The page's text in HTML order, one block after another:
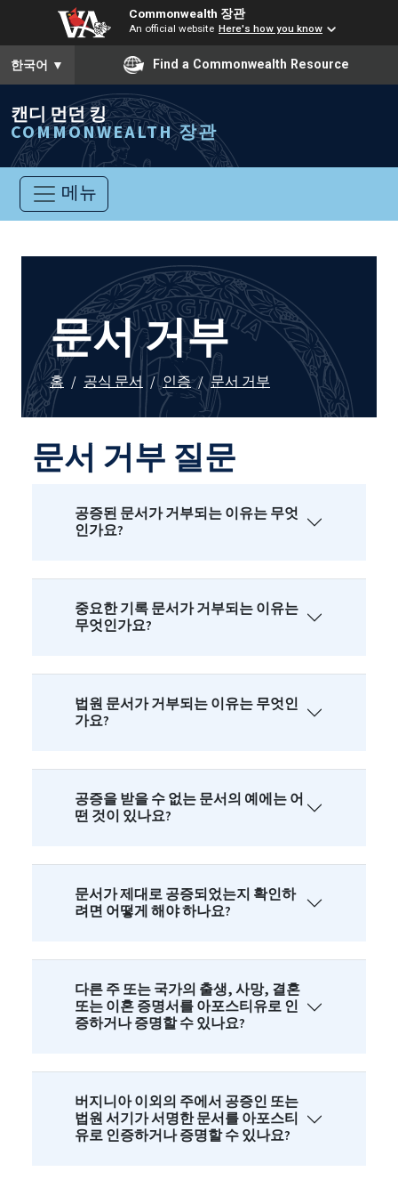
Commonwealth 장관
An official website Here's how you know
To ensure accurate screen reader translation, please ensure
한국어 ▼ Find a Commonwealth Resource
캔디 먼던 킹
COMMONWEALTH 장관
메뉴
문서 거부
홈 / 공식 문서 / 인증 / 문서 거부
문서 거부 질문
공증된 문서가 거부되는 이유는 무엇
인가요?
중요한 기록 문서가 거부되는 이유는
무엇인가요?
법원 문서가 거부되는 이유는 무엇인
가요?
공증을 받을 수 없는 문서의 예에는 어
떤 것이 있나요?
문서가 제대로 공증되었는지 확인하
려면 어떻게 해야 하나요?
다른 주 또는 국가의 출생, 사망, 결혼
또는 이혼 증명서를 아포스티유로 인
증하거나 증명할 수 있나요?
버지니아 이외의 주에서 공증인 또는
법원 서기가 서명한 문서를 아포스티
유로 인증하거나 증명할 수 있나요?